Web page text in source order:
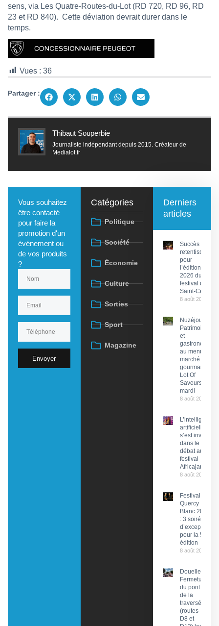
sens, via Les Quatre-Routes-du-Lot (RD 720, RD 96, RD
23 et RD 840). Cette déviation devrait durer dans le
temps.
Vues : 36
Partager :
Thibaut Souperbie
Journaliste indépendant depuis 2015. Créateur de
Medialot.fr
Vous souhaitez
être contacté
pour faire la
promotion d'un
événement ou
de vos produits
?
Envoyer
Catégories
Politique
Société
Économie
Culture
Sorties
Sport
Magazine
Derniers
articles
Succès
retentissant
pour
l’édition
2026 du
festival de
Saint-Céré
8 août 2026
Nuzéjouls :
Patrimoine
et
gastronomie
au menu du
marché
gourmand
Lot Of
Saveurs ce
mardi
8 août 2026
L’intelligence
artificielle
s’est invitée
dans le
débat au
festival
Africajarc
8 août 2026
Festival du
Quercy
Blanc 2026
: 3 soirées
d’exception
pour la 58e
édition
8 août 2026
Douelle :
Fermeture
du pont et
de la
traversée
(routes
D8 et